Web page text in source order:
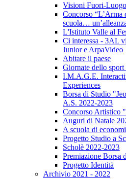
Visioni Fuori-Luogo
Concorso “L’Arma
scuola…
L'Istituto Valle al
Ci interessa - 3AL
Junior e ArpaVideo
Abitare il paese
Giornate dello
I.M.A.G.E.
Experiences
Borsa di Studio
A.S. 2022-2023
Concorso Artistico
Auguri di Natale
A scuola di
Progetto Studio a
Scholè 2022-2023
Premiazione Borsa
Progetto Identità
Archivio 2021 - 2022